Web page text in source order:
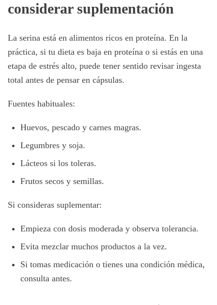
considerar suplementación
La serina está en alimentos ricos en proteína. En la
práctica, si tu dieta es baja en proteína o si estás en una
etapa de estrés alto, puede tener sentido revisar ingesta
total antes de pensar en cápsulas.
Fuentes habituales:
Huevos, pescado y carnes magras.
Legumbres y soja.
Lácteos si los toleras.
Frutos secos y semillas.
Si consideras suplementar:
Empieza con dosis moderada y observa tolerancia.
Evita mezclar muchos productos a la vez.
Si tomas medicación o tienes una condición médica,
consulta antes.